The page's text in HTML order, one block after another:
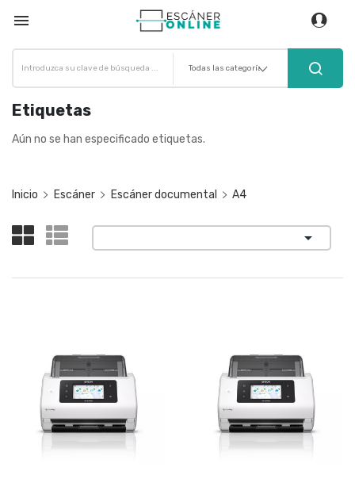

Etiquetas
Aún no se han especificado etiquetas.
Inicio Escáner Escáner documental A4
